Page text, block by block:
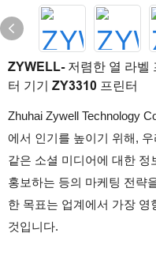
ZYWELL- 저렴한 열 라벨
터 기기 ZY3310 프린터
Zhuhai Zywell Technology
에서 인기를 높이기 위해,
같은 소셜 미디어에 대한
홍보하는 등의 마케팅 전략
한 목표는 업계에서 가장
것입니다.